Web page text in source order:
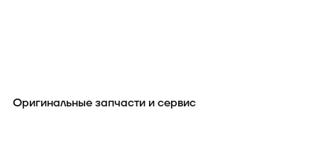
Оригинальные запчасти и сервис